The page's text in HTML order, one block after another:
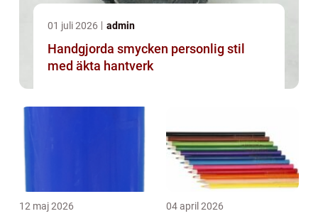
01 juli 2026 admin
Handgjorda smycken personlig stil
med äkta hantverk
12 maj 2026 04 april 2026